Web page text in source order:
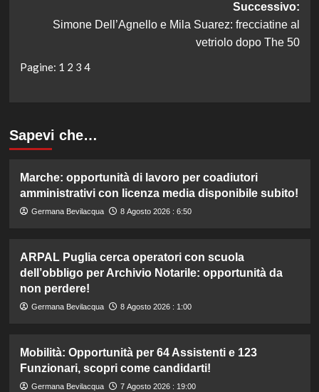
Successivo:
Simone Dell’Agnello e Mila Suarez: frecciatine al
vetriolo dopo The 50
Pagine: 1 2 3 4
Sapevi che…
Marche: opportunità di lavoro per coadiutori
amministrativi con licenza media disponibile subito!
Germana Bevilacqua 8 Agosto 2026 : 6:50
ARPAL Puglia cerca operatori con scuola
dell’obbligo per Archivio Notarile: opportunità da
non perdere!
Germana Bevilacqua 8 Agosto 2026 : 1:00
Mobilità: Opportunità per 64 Assistenti e 123
Funzionari, scopri come candidarti!
Germana Bevilacqua 7 Agosto 2026 : 19:00